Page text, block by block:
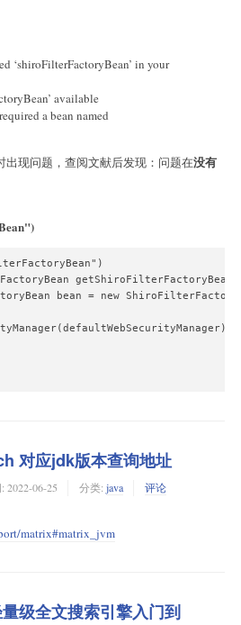
‘shiroFilterFactoryBean’ in your
available
a bean named
出现问题，查阅文献后发现：问题在没有
bean = new
对应jdk版本查询地址
2022-06-25 分类: java 评论
matrix#matrix_jvm
级全文搜索引擎入门到